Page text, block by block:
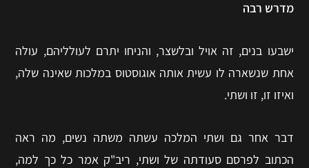
מדרש רבה
ישבעו בנים, זה אויל ובלשצר, והניחו יתרם לעולליהם, עולה
אחת שנשארה לו עשית אותה אוגוסטוס במלכות שאינה שלה,
ואיזו זו, זו ושתי.
דבר אחר גם ושתי המלכה עשתה משתה נשים, מה ראה
הכתוב לפרסם סעודתה של ושתי, ריב"ק אמר כל כך למה,